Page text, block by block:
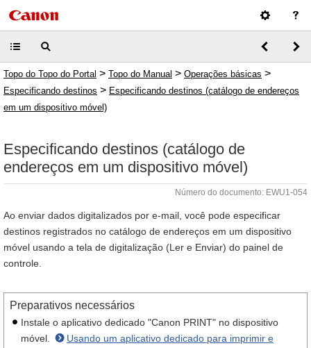
Topo do Topo do Portal > Topo do Manual > Operações básicas >
Especificando destinos > Especificando destinos (catálogo de endereços
em um dispositivo móvel)
Especificando destinos (catálogo de
endereços em um dispositivo móvel)
Número do documento: EWU1-054
Ao enviar dados digitalizados por e-mail, você pode especificar
destinos registrados no catálogo de endereços em um dispositivo
móvel usando a tela de digitalização (Ler e Enviar) do painel de
controle.
Preparativos necessários
Instale o aplicativo dedicado "Canon PRINT" no dispositivo
móvel.
Usando um aplicativo dedicado para imprimir e